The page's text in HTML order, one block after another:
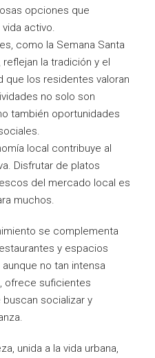
opciones que
activo.
como la Semana Santa
la tradición y el
que los residentes valoran
no solo son
también oportunidades
local contribuye al
Disfrutar de platos
del mercado local es
muchos.
se complementa
y espacios
no tan intensa
ofrece suficientes
socializar y
unida a la vida urbana,